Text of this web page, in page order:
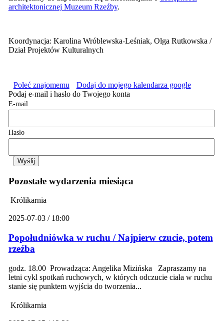
architektonicznej Muzeum Rzeźby.
Koordynacja: Karolina Wróblewska-Leśniak, Olga Rutkowska /
Dział Projektów Kulturalnych
Poleć znajomemu
Dodaj do mojego kalendarza google
Podaj e-mail i hasło do Twojego konta
E-mail
Hasło
Pozostałe wydarzenia miesiąca
Królikarnia
2025-07-03 / 18:00
Popołudniówka w ruchu / Najpierw czucie, potem
rzeźba
godz. 18.00 Prowadząca: Angelika Mizińska Zapraszamy na
letni cykl spotkań ruchowych, w których odczucie ciała w ruchu
stanie się punktem wyjścia do tworzenia...
Królikarnia